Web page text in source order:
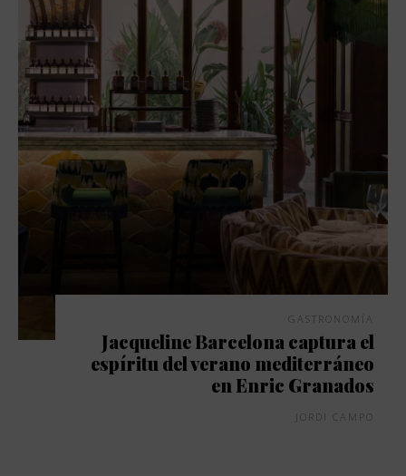
GASTRONOMÍA
Jacqueline Barcelona captura el
espíritu del verano mediterráneo
en Enric Granados
JORDI CAMPO